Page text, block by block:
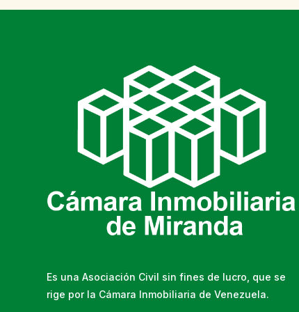
Es una Asociación Civil sin fines de lucro, que se
rige por la Cámara Inmobiliaria de Venezuela.